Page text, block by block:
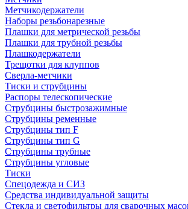
Метчикодержатели
Наборы резьбонарезные
Плашки для метрической резьбы
Плашки для трубной резьбы
Плашкодержатели
Трещотки для клуппов
Сверла-метчики
Тиски и струбцины
Распоры телескопические
Струбцины быстрозажимные
Струбцины ременные
Струбцины тип F
Струбцины тип G
Струбцины трубные
Струбцины угловые
Тиски
Спецодежда и СИЗ
Средства индивидуальной защиты
Стекла и светофильтры для сварочных